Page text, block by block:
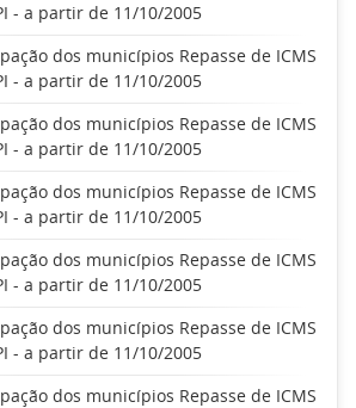
- a partir de 11/10/2005
dos municípios Repasse de ICMS
- a partir de 11/10/2005
dos municípios Repasse de ICMS
- a partir de 11/10/2005
dos municípios Repasse de ICMS
- a partir de 11/10/2005
dos municípios Repasse de ICMS
- a partir de 11/10/2005
dos municípios Repasse de ICMS
- a partir de 11/10/2005
dos municípios Repasse de ICMS